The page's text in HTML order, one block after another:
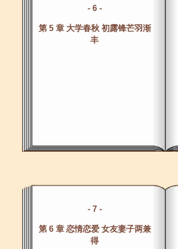
- 6 -
第 5 章 大学春秋 初露锋芒羽渐
丰
- 7 -
第 6 章 恋情恋爱 女友妻子两兼
得